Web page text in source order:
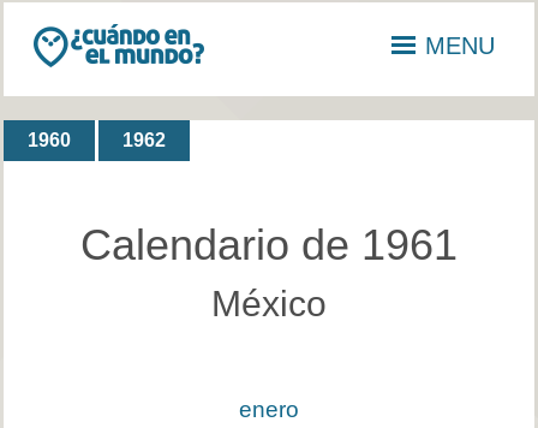
MENU
1960 1962
Calendario de 1961
México
enero